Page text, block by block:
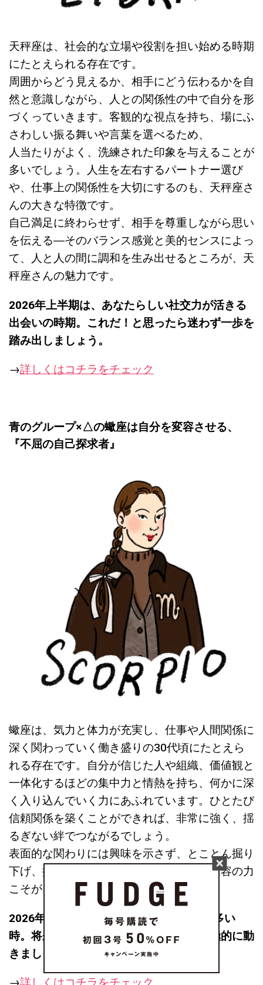
天秤座は、社会的な立場や役割を担い始める時期
にたとえられる存在です。
周囲からどう見えるか、相手にどう伝わるかを自
然と意識しながら、人との関係性の中で自分を形
づくっていきます。客観的な視点を持ち、場にふ
さわしい振る舞いや言葉を選べるため、
人当たりがよく、洗練された印象を与えることが
多いでしょう。人生を左右するパートナー選び
や、仕事上の関係性を大切にするのも、天秤座さ
んの大きな特徴です。
自己満足に終わらせず、相手を尊重しながら思い
を伝える―そのバランス感覚と美的センスによっ
て、人と人の間に調和を生み出せるところが、天
秤座さんの魅力です。
2026年上半期は、あなたらしい社交力が活きる
出会いの時期。これだ！と思ったら迷わず一歩を
踏み出しましょう。
→詳しくはコチラをチェック
青のグループ×△の蠍座は自分を変容させる、
『不屈の自己探求者』
蠍座は、気力と体力が充実し、仕事や人間関係に
深く関わっていく働き盛りの30代頃にたとえら
れる存在です。自分が信じた人や組織、価値観と
一体化するほどの集中力と情熱を持ち、何かに深
く入り込んでいく力にあふれています。ひとたび
信頼関係を築くことができれば、非常に強く、揺
るぎない絆でつながるでしょう。
表面的な関わりには興味を示さず、とことん掘り
下げ、探求し続ける―そのコミット力と変容の力
こそが、蠍座さんの大きな魅力です。
2026年上半期は、変化を促されることが多い
時。将来に向けてのステップと捉えて積極的に動
きましょう。